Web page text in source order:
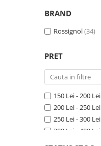
Incaltaminte
Pantaloni ski
Mid Layere
BRAND
Rossignol(34)
PRET
150 Lei - 200 Lei
200 Lei - 250 Lei
250 Lei - 300 Lei
300 Lei - 400 Lei